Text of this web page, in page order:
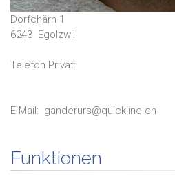
Dorfchärn 1
6243 Egolzwil
Telefon Privat:
E-Mail: ganderurs@quickline.ch
Funktionen